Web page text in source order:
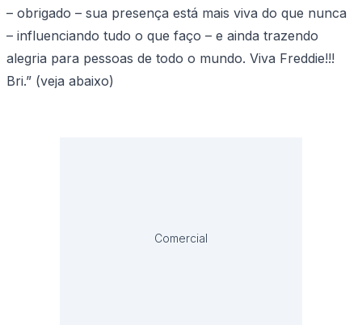
– obrigado – sua presença está mais viva do que nunca
– influenciando tudo o que faço – e ainda trazendo
alegria para pessoas de todo o mundo. Viva Freddie!!!
Bri.” (veja abaixo)
Comercial